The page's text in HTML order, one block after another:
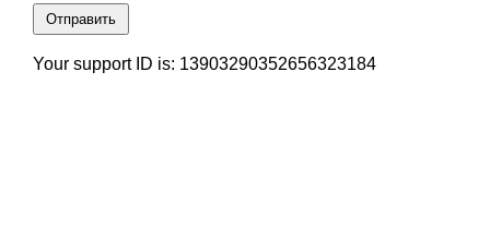
Отправить
Your support ID is: 13903290352656323184